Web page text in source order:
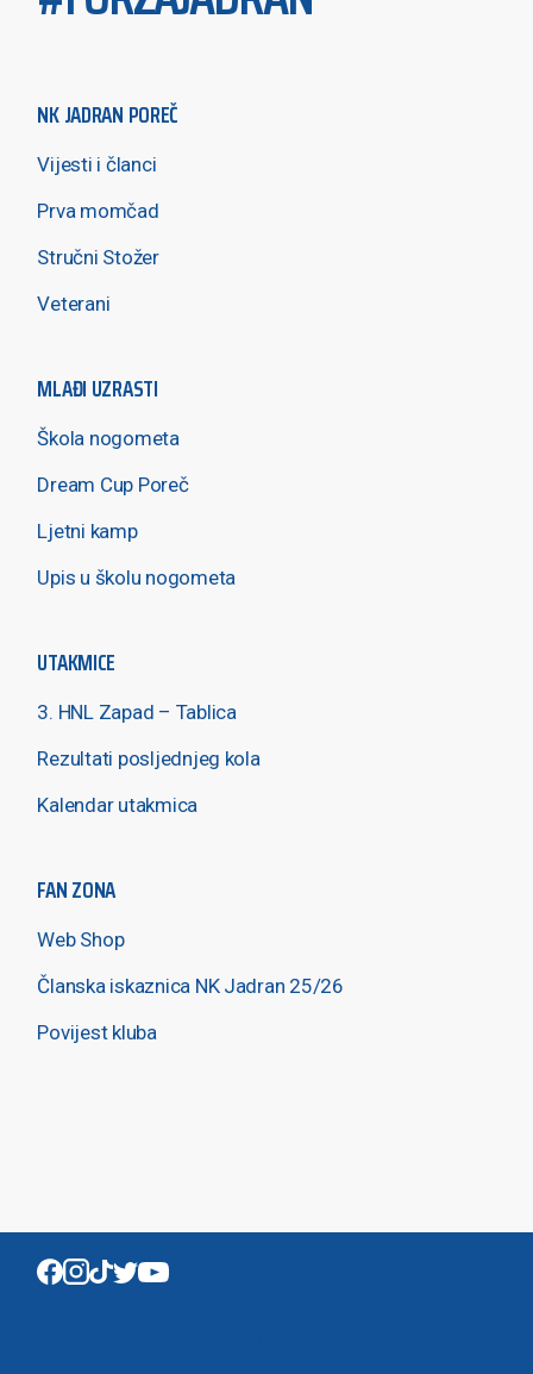
NK JADRAN POREČ
Vijesti i članci
Prva momčad
Stručni Stožer
Veterani
MLAĐI UZRASTI
Škola nogometa
Dream Cup Poreč
Ljetni kamp
Upis u školu nogometa
UTAKMICE
3. HNL Zapad – Tablica
Rezultati posljednjeg kola
Kalendar utakmica
FAN ZONA
Web Shop
Članska iskaznica NK Jadran 25/26
Povijest kluba